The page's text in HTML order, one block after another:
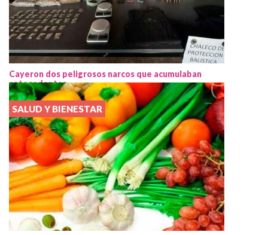
Cayeron dos peligrosos narcos que acumulaban
antecedentes
SALUD Y BIENESTAR